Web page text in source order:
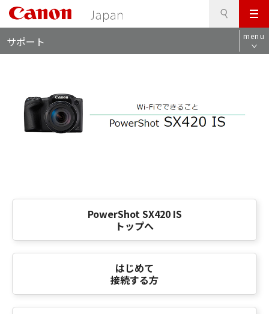
メ
ニ
ュ
サポート menu
PowerShot SX420 IS
トップへ
はじめて
接続する方